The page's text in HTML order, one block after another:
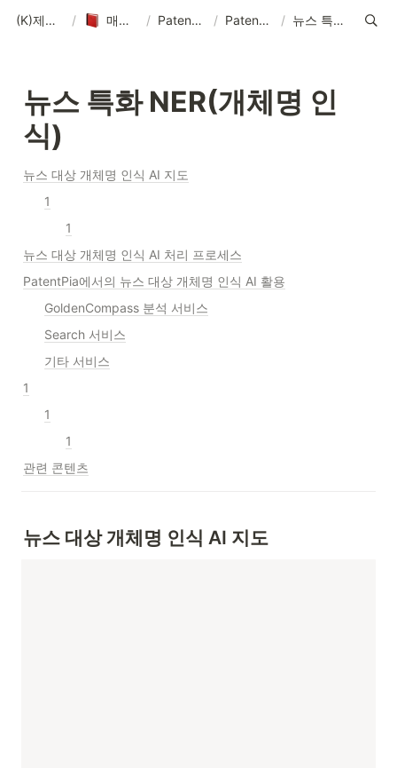
(K)제품 매뉴얼-솔루션-데이터-콘텐츠 / 매뉴얼-데이터-콘텐츠 제작 기획 / PatentPia 매뉴얼 홈 : 제품 기능, 활용 및 데이터 / PatentPia 데이터/DB/AI 소개 / 뉴스 특화 NER(개체명 인식)
뉴스 특화 NER(개체명 인
식)
뉴스 대상 개체명 인식 AI 지도
1
1
뉴스 대상 개체명 인식 AI 처리 프로세스
PatentPia에서의 뉴스 대상 개체명 인식 AI 활용
GoldenCompass 분석 서비스
Search 서비스
기타 서비스
1
1
1
관련 콘텐츠
뉴스 대상 개체명 인식 AI 지도